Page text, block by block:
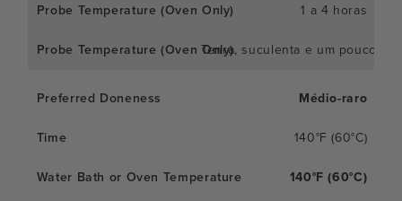
1 a 4 horas
Tenra, suculenta e um pouco
Médio-raro
140°F (60°C)
140°F (60°C)